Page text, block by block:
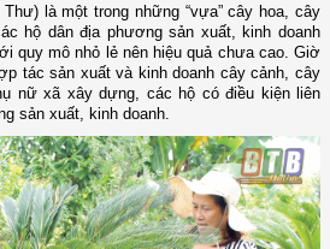
là một trong những “vựa” cây hoa, cây
hộ dân địa phương sản xuất, kinh doanh
quy mô nhỏ lẻ nên hiệu quả chưa cao. Giờ
tác sản xuất và kinh doanh cây cảnh, cây
nữ xã xây dựng, các hộ có điều kiện liên
sản xuất, kinh doanh.